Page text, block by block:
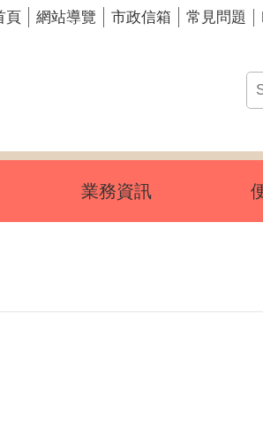
頁 網站導覽 市政信箱 常見問題
業務資訊